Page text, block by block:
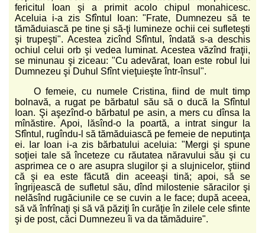
fericitul Ioan şi a primit acolo chipul monahicesc.
Aceluia i-a zis Sfîntul Ioan: "Frate, Dumnezeu să te
tămăduiască pe tine şi să-ţi lumineze ochii cei sufleteşti
şi trupeşti". Acestea zicînd Sfîntul, îndată s-a deschis
ochiul celui orb şi vedea luminat. Acestea văzînd fraţii,
se minunau şi ziceau: "Cu adevărat, Ioan este robul lui
Dumnezeu şi Duhul Sfînt vieţuieşte într-însul".
O femeie, cu numele Cristina, fiind de mult timp
bolnavă, a rugat pe bărbatul său să o ducă la Sfîntul
Ioan. Şi aşezînd-o bărbatul pe asin, a mers cu dînsa la
mînăstire. Apoi, lăsînd-o la poartă, a intrat singur la
Sfîntul, rugîndu-l să tămăduiască pe femeie de neputinţa
ei. Iar Ioan i-a zis bărbatului aceluia: "Mergi şi spune
soţiei tale să înceteze cu răutatea năravului său şi cu
asprimea ce o are asupra slugilor şi a slujnicelor, ştiind
că şi ea este făcută din aceeaşi tină; apoi, să se
îngrijească de sufletul său, dînd milostenie săracilor şi
nelăsînd rugăciunile ce se cuvin a le face; după aceea,
să vă înfrînaţi şi să vă păziţi în curăţie în zilele cele sfinte
şi de post, căci Dumnezeu îi va da tămăduire".